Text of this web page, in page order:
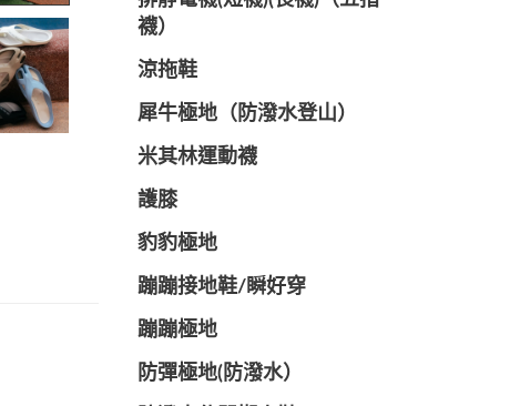
襪）
涼拖鞋
犀牛極地（防潑水登山）
米其林運動襪
護膝
豹豹極地
蹦蹦接地鞋/瞬好穿
蹦蹦極地
防彈極地(防潑水）